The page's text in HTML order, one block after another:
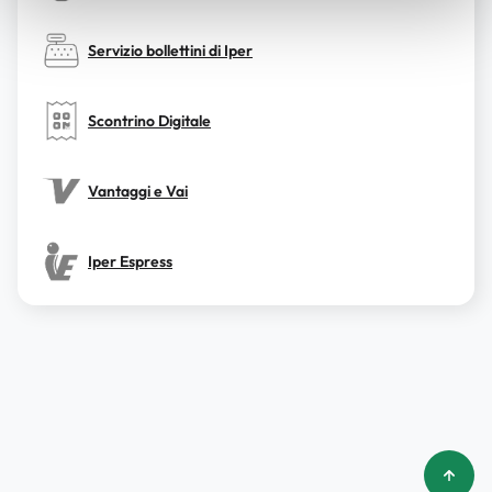
Servizio bollettini di Iper
Scontrino Digitale
Vantaggi e Vai
Iper Espress